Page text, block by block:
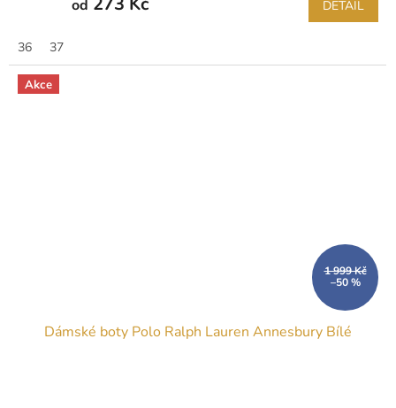
od DETAIL
36 37
Akce
1 999 Kč
–50 %
Dámské boty Polo Ralph Lauren Annesbury Bílé